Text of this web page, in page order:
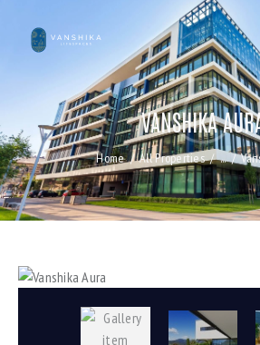
VANSHIKA
Home All Properties ...